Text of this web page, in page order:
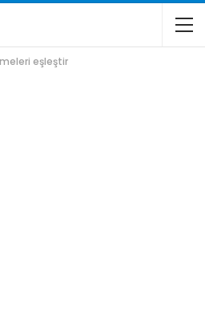
eşleştir